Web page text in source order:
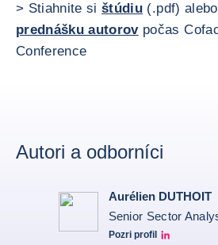
> Stiahnite sištúdiu (.pdf)
prednášku autorovpočas
Conference
Autori a odborníci
Aurélien DUTHOIT
Senior Sector
Pozri profil
Aurélien Duthoit